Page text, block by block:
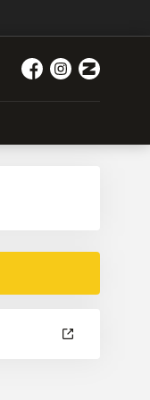
FacebookInstagramZonerama